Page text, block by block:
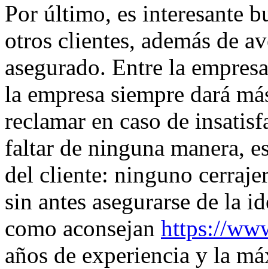
Por último, es interesante
otros clientes, además de
asegurado. Entre la
la empresa siempre dará
reclamar en caso de
faltar de ninguna manera,
del cliente: ninguno
sin antes asegurarse de la
como aconsejan https://
años de experiencia y la